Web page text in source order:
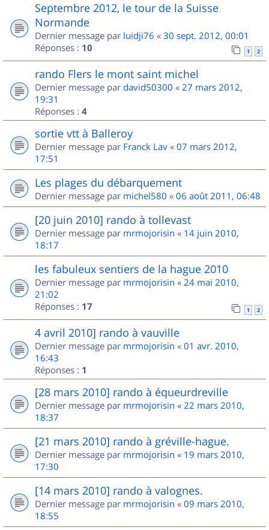
Septembre 2012, le tour de la Suisse
Normande
Dernier message par luidji76 « 30 sept. 2012, 00:01
Réponses : 10 1 2
rando Flers le mont saint michel
Dernier message par david50300 « 27 mars 2012,
19:31
Réponses : 4
sortie vtt à Balleroy
Dernier message par Franck Lav « 07 mars 2012,
17:51
Les plages du débarquement
Dernier message par michel580 « 06 août 2011, 06:48
[20 juin 2010] rando à tollevast
Dernier message par mrmojorisin « 14 juin 2010,
18:17
les fabuleux sentiers de la hague 2010
Dernier message par mrmojorisin « 24 mai 2010,
21:02
Réponses : 17 1 2
4 avril 2010] rando à vauville
Dernier message par mrmojorisin « 01 avr. 2010,
16:43
Réponses : 1
[28 mars 2010] rando à équeurdreville
Dernier message par mrmojorisin « 22 mars 2010,
18:37
[21 mars 2010] rando à gréville-hague.
Dernier message par mrmojorisin « 19 mars 2010,
17:30
[14 mars 2010] rando à valognes.
Dernier message par mrmojorisin « 09 mars 2010,
18:55